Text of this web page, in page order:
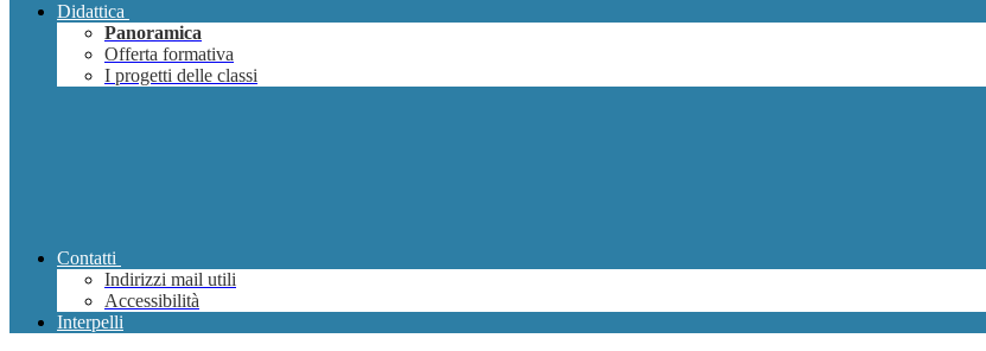
Didattica
Panoramica
Offerta formativa
I progetti delle classi
Contatti
Indirizzi mail utili
Accessibilità
Interpelli